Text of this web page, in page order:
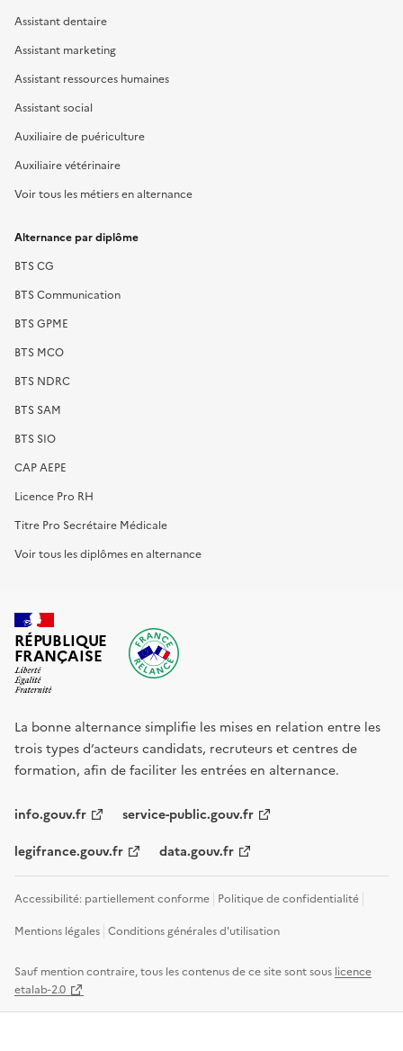
Assistant dentaire
Assistant marketing
Assistant ressources humaines
Assistant social
Auxiliaire de puériculture
Auxiliaire vétérinaire
Voir tous les métiers en alternance
Alternance par diplôme
BTS CG
BTS Communication
BTS GPME
BTS MCO
BTS NDRC
BTS SAM
BTS SIO
CAP AEPE
Licence Pro RH
Titre Pro Secrétaire Médicale
Voir tous les diplômes en alternance
RÉPUBLIQUE
FRANÇAISE
La bonne alternance simplifie les mises en relation entre les
trois types d’acteurs candidats, recruteurs et centres de
formation, afin de faciliter les entrées en alternance.
info.gouv.fr service-public.gouv.fr
legifrance.gouv.fr data.gouv.fr
Accessibilité: partiellement conforme Politique de confidentialité
Mentions légales Conditions générales d'utilisation
Sauf mention contraire, tous les contenus de ce site sont sous licence
etalab-2.0